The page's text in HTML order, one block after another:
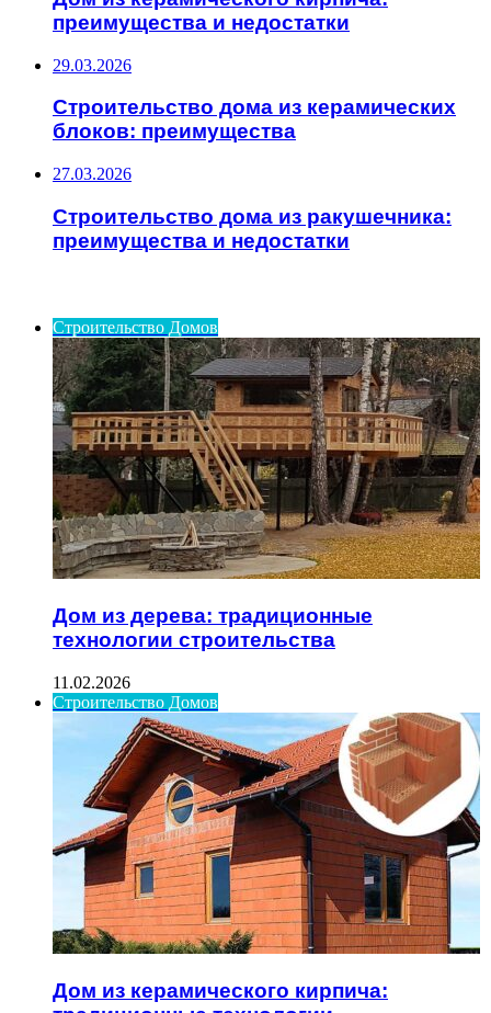
преимущества и недостатки
29.03.2026
Строительство дома из керамических
блоков: преимущества
27.03.2026
Строительство дома из ракушечника:
преимущества и недостатки
Строительство Домов
Дом из дерева: традиционные
технологии строительства
11.02.2026
Строительство Домов
Дом из керамического кирпича: